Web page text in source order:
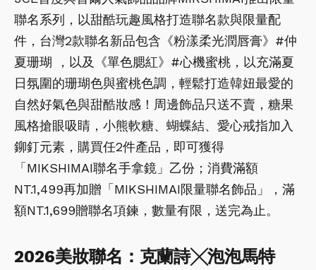
聯名系列，以甜酷玩趣風格打造聯名款與限量配
件，台灣2款聯名新品包含《粉漾柔光潤唇膏》#仲
夏珊瑚 ，以及《單色腮紅》#心機蜜桃，以充滿夏
日氛圍的珊瑚色與蜜桃色調，輕鬆打造韓妞最愛的
自然好氣色與甜酷妝感！周邊飾品只送不賣，糖果
風格搶眼吸睛，小熊軟糖、蝴蝶結、愛心戒指加入
鉚釘元素，購買任2件產品，即可獲得
「MIKSHIMAI聯名手拿鏡」乙份；消費滿額
NT.1,499再加贈「MIKSHIMAI限量聯名飾品」，滿
額NT.1,699贈聯名項鍊，數量有限，送完為止。
2026美妝聯名：克蘭詩╳泡泡馬特